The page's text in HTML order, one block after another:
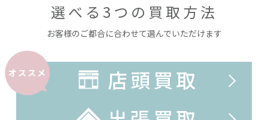
選べる3つの買取方法
お客様のご都合に合わせて選んでいただけます
オススメ
店頭買取